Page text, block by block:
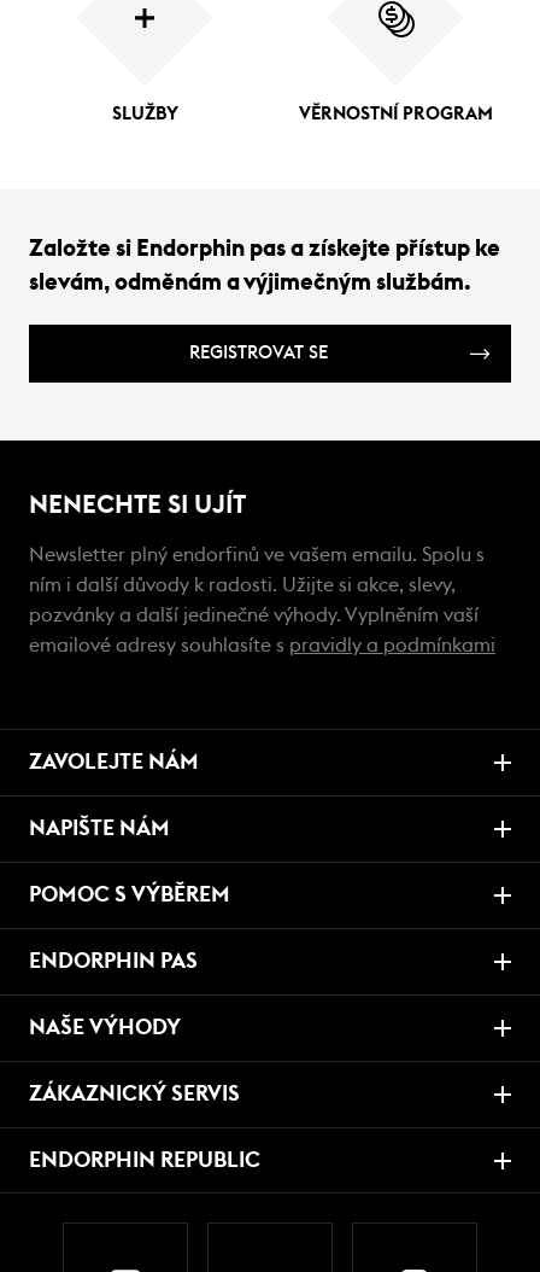
SLUŽBY VĚRNOSTNÍ PROGRAM
Založte si Endorphin pas a získejte přístup ke
slevám, odměnám a výjimečným službám.
REGISTROVAT SE
NENECHTE SI UJÍT
Newsletter plný endorfinů ve vašem emailu. Spolu s
ním i další důvody k radosti. Užijte si akce, slevy,
pozvánky a další jedinečné výhody. Vyplněním vaší
emailové adresy souhlasíte s pravidly a podmínkami
ZAVOLEJTE NÁM
NAPIŠTE NÁM
POMOC S VÝBĚREM
ENDORPHIN PAS
NAŠE VÝHODY
ZÁKAZNICKÝ SERVIS
ENDORPHIN REPUBLIC